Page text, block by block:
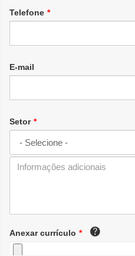
Telefone *
E-mail
Setor *
Observações
Anexar currículo *